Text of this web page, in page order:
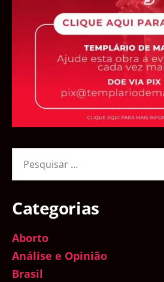
por:
Categorias
Aborto
Análise e Opinião
Brasil